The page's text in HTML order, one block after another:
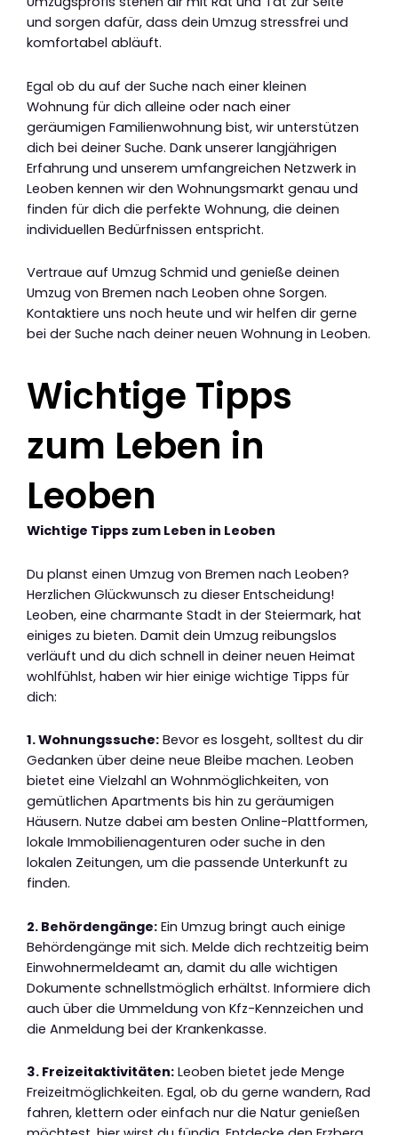
und sorgen dafür, dass dein Umzug stressfrei und
komfortabel abläuft.
Egal ob du auf der Suche nach einer kleinen
Wohnung für dich alleine oder nach einer
geräumigen Familienwohnung bist, wir unterstützen
dich bei deiner Suche. Dank unserer langjährigen
Erfahrung und unserem umfangreichen Netzwerk in
Leoben kennen wir den Wohnungsmarkt genau und
finden für dich die perfekte Wohnung, die deinen
individuellen Bedürfnissen entspricht.
Vertraue auf Umzug Schmid und genieße deinen
Umzug von Bremen nach Leoben ohne Sorgen.
Kontaktiere uns noch heute und wir helfen dir gerne
bei der Suche nach deiner neuen Wohnung in Leoben.
Wichtige Tipps
zum Leben in
Leoben
Wichtige Tipps zum Leben in Leoben
Du planst einen Umzug von Bremen nach Leoben?
Herzlichen Glückwunsch zu dieser Entscheidung!
Leoben, eine charmante Stadt in der Steiermark, hat
einiges zu bieten. Damit dein Umzug reibungslos
verläuft und du dich schnell in deiner neuen Heimat
wohlfühlst, haben wir hier einige wichtige Tipps für
dich:
1. Wohnungssuche: Bevor es losgeht, solltest du dir
Gedanken über deine neue Bleibe machen. Leoben
bietet eine Vielzahl an Wohnmöglichkeiten, von
gemütlichen Apartments bis hin zu geräumigen
Häusern. Nutze dabei am besten Online-Plattformen,
lokale Immobilienagenturen oder suche in den
lokalen Zeitungen, um die passende Unterkunft zu
finden.
2. Behördengänge: Ein Umzug bringt auch einige
Behördengänge mit sich. Melde dich rechtzeitig beim
Einwohnermeldeamt an, damit du alle wichtigen
Dokumente schnellstmöglich erhältst. Informiere dich
auch über die Ummeldung von Kfz-Kennzeichen und
die Anmeldung bei der Krankenkasse.
3. Freizeitaktivitäten: Leoben bietet jede Menge
Freizeitmöglichkeiten. Egal, ob du gerne wandern, Rad
fahren, klettern oder einfach nur die Natur genießen